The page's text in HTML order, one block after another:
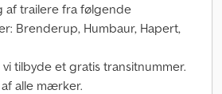
af trailere fra følgende
Brenderup, Humbaur, Hapert,
tilbyde et gratis transitnummer.
alle mærker.